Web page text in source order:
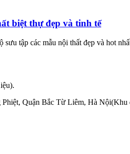
biệt thự đẹp và tinh tế
tập các mẫu nội thất đẹp và hot
Quận Bắc Từ Liêm, Hà